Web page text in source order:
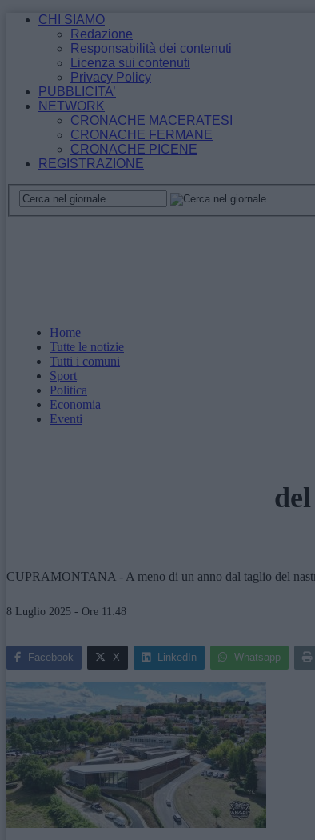
CHI SIAMO
Redazione
Responsabilità dei contenuti
Licenza sui contenuti
Privacy Policy
PUBBLICITA’
NETWORK
CRONACHE MACERATESI
CRONACHE FERMANE
CRONACHE PICENE
REGISTRAZIONE
Home
Tutte le notizie
Tutti i comuni
Sport
Politica
Economia
Eventi
CUPRAMONTANA - A meno di un anno dal taglio del
8 Luglio 2025 - Ore 11:48
Facebook X LinkedIn Whatsapp